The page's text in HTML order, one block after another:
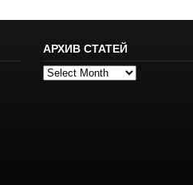
АРХИВ СТАТЕЙ
Архив